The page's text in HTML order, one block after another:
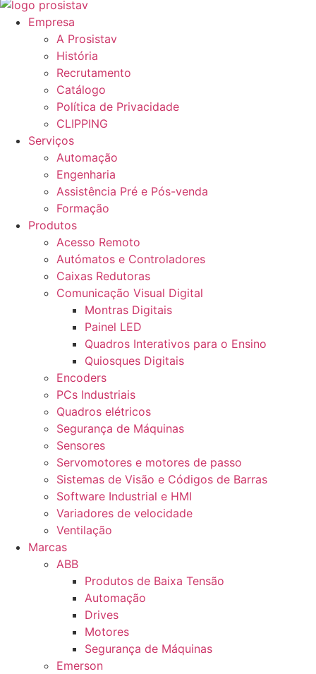
Empresa
A Prosistav
História
Recrutamento
Catálogo
Política de Privacidade
CLIPPING
Serviços
Automação
Engenharia
Assistência Pré e Pós-venda
Formação
Produtos
Acesso Remoto
Autómatos e Controladores
Caixas Redutoras
Comunicação Visual Digital
Montras Digitais
Painel LED
Quadros Interativos para o Ensino
Quiosques Digitais
Encoders
PCs Industriais
Quadros elétricos
Segurança de Máquinas
Sensores
Servomotores e motores de passo
Sistemas de Visão e Códigos de Barras
Software Industrial e HMI
Variadores de velocidade
Ventilação
Marcas
ABB
Produtos de Baixa Tensão
Automação
Drives
Motores
Segurança de Máquinas
Emerson